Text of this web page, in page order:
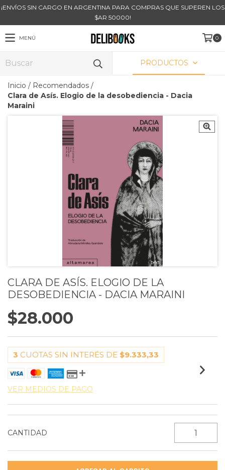
¡ENVÍOS SIN CARGO EN ARGENTINA PARA COMPRAS QUE SUPEREN LOS
$AR 50000!
MENÚ 0
PRODUCTOS
Inicio / Recomendados /
Clara de Asís. Elogio de la desobediencia - Dacia
Maraini
CLARA DE ASÍS. ELOGIO DE LA
DESOBEDIENCIA - DACIA MARAINI
$28.000
3 CUOTAS SIN INTERÉS DE $9.333,33
VER MEDIOS DE PAGO
CANTIDAD